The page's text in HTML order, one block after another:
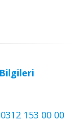
153 00 00